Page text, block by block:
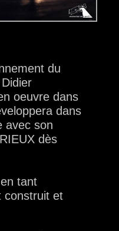
du
oeuvre dans
dans
avec son
dès
tant
construit et